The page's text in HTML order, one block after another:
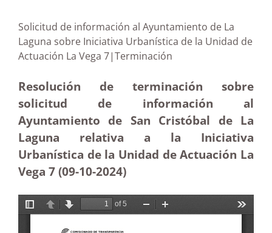
Solicitud de información al Ayuntamiento de La
Laguna sobre Iniciativa Urbanística de la Unidad de
Actuación La Vega 7|Terminación
Resolución de terminación sobre
solicitud de información al
Ayuntamiento de San Cristóbal de La
Laguna relativa a la Iniciativa
Urbanística de la Unidad de Actuación La
Vega 7 (09-10-2024)